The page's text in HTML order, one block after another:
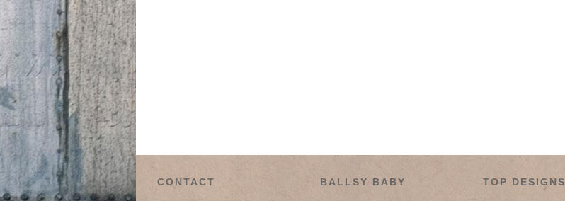
CONTACT BALLSY BABY TOP DESIGNS